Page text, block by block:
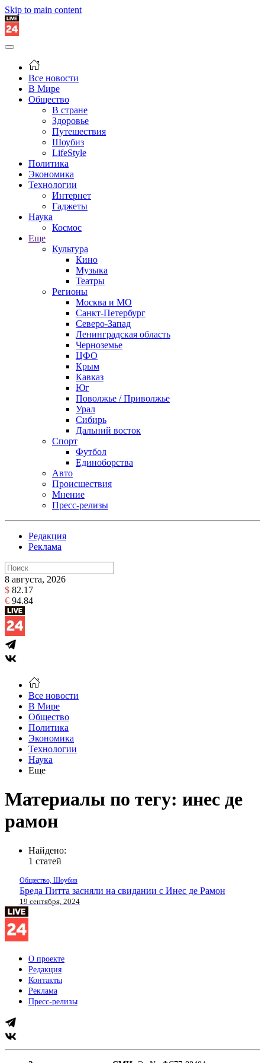
Skip to main content
Все новости
В Мире
Общество
В стране
Здоровье
Путешествия
Шоубиз
LifeStyle
Политика
Экономика
Технологии
Интернет
Гаджеты
Наука
Космос
Еще
Культура
Кино
Музыка
Театры
Регионы
Москва и МО
Санкт-Петербург
Северо-Запад
Ленинградская область
Черноземье
ЦФО
Крым
Кавказ
Юг
Поволжье / Приволжье
Урал
Сибирь
Дальний восток
Спорт
Футбол
Единоборства
Авто
Происшествия
Мнение
Пресс-релизы
Редакция
Реклама
8 августа, 2026
$ 82.17
€ 94.84
Все новости
В Мире
Общество
Политика
Экономика
Технологии
Наука
Еще
Материалы по тегу: инес де
рамон
Найдено:
1 статей
Общество, Шоубиз
Бреда Питта засняли на свидании с Инес де Рамон
19 сентября, 2024
О проекте
Редакция
Контакты
Реклама
Пресс-релизы